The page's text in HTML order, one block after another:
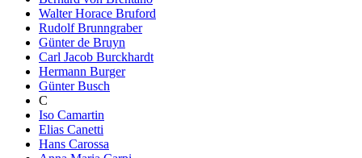
Walter Horace Bruford
Rudolf Brunngraber
Günter de Bruyn
Carl Jacob Burckhardt
Hermann Burger
Günter Busch
C
Iso Camartin
Elias Canetti
Hans Carossa